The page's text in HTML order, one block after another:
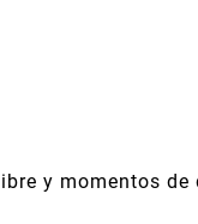
y momentos